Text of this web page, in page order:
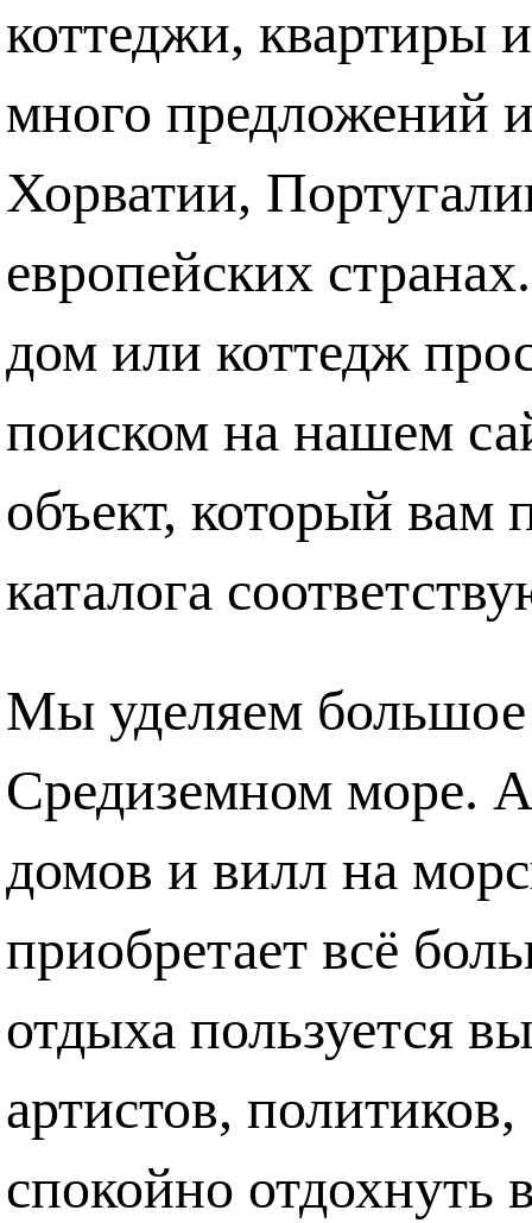
коттеджи,
много предложений
Хорватии,
европейских
дом или коттедж
поиском на нашем
объект, который вам
каталога
Мы уделяем
Средиземном море.
домов и вилл на
приобретает всё
отдыха пользуется
артистов,
спокойно